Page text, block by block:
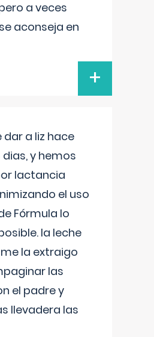
a veces
aconseja en
+
a liz hace
y hemos
lactancia
el uso
Fórmula lo
la leche
la extraigo
las
el padre y
llevadera las